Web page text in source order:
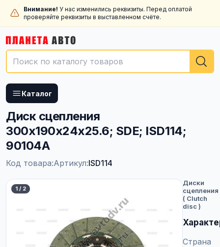
Внимание! У нас изменились реквизиты. Перед оплатой
проверяйте реквизиты в выставленном счёте.
Каталог
Диск сцепления
300x190x24x25.6; SDE; ISD114;
90104A
Код товара:Артикул:ISD114
1 / 2
Диски
сцепления
( Clutch
disc )
Страна